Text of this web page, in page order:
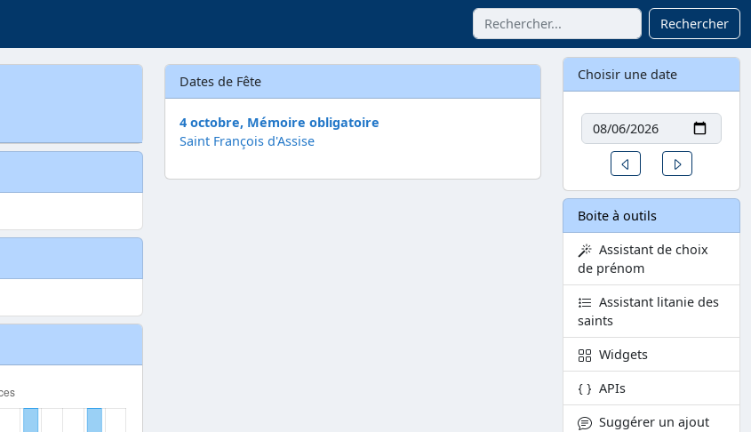
Rechercher
Dates de Fête
4 octobre, Mémoire obligatoire
Saint François d'Assise
Choisir une date
Date
Un jour avant
Boite à outils
Assistant de choix
de prénom
Assistant litanie des
saints
Widgets
APIs
Suggérer un ajout